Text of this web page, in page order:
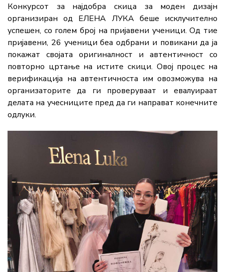
Конкурсот за најдобра скица за моден дизајн
организиран од ЕЛЕНА ЛУКА беше исклучително
успешен, со голем број на пријавени ученици. Од тие
пријавени, 26 ученици беа одбрани и повикани да ја
покажат својата оригиналност и автентичност со
повторно цртање на истите скици. Овој процес на
верификација на автентичноста им овозможува на
организаторите да ги проверуваат и евалуираат
делата на учесниците пред да ги направат конечните
одлуки.